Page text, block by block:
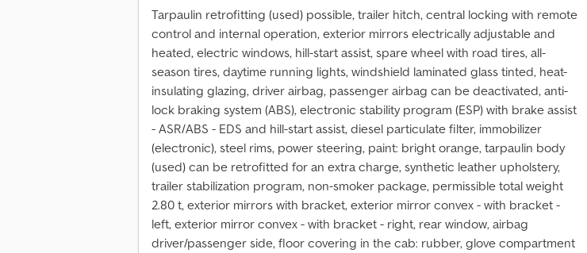
Tarpaulin retrofitting (used) possible, trailer hitch, central locking with remote
control and internal operation, exterior mirrors electrically adjustable and
heated, electric windows, hill-start assist, spare wheel with road tires, all-
season tires, daytime running lights, windshield laminated glass tinted, heat-
insulating glazing, driver airbag, passenger airbag can be deactivated, anti-
lock braking system (ABS), electronic stability program (ESP) with brake assist
- ASR/ABS - EDS and hill-start assist, diesel particulate filter, immobilizer
(electronic), steel rims, power steering, paint: bright orange, tarpaulin body
(used) can be retrofitted for an extra charge, synthetic leather upholstery,
trailer stabilization program, non-smoker package, permissible total weight
2.80 t, exterior mirrors with bracket, exterior mirror convex - with bracket -
left, exterior mirror convex - with bracket - right, rear window, airbag
driver/passenger side, floor covering in the cab: rubber, glove compartment